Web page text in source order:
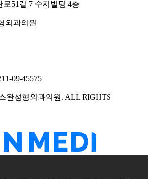
51길 7 수지빌딩 4층
외과의원
09-45575
완성형외과의원 . ALL RIGHTS